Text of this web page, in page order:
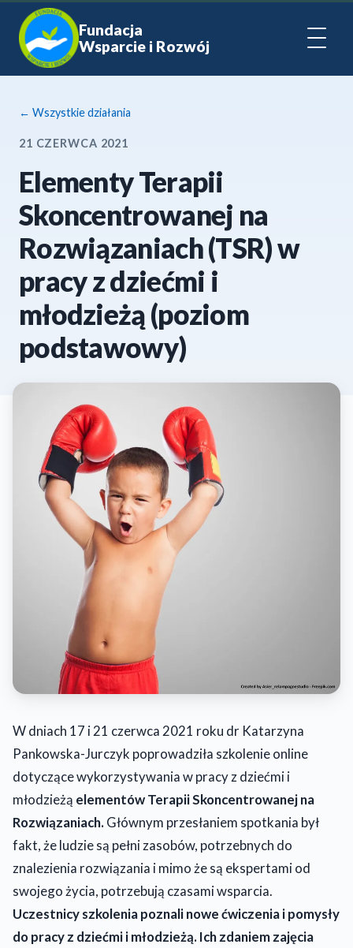
Fundacja
Wsparcie i Rozwój
← Wszystkie działania
21 CZERWCA 2021
Elementy Terapii
Skoncentrowanej na
Rozwiązaniach (TSR) w
pracy z dziećmi i
młodzieżą (poziom
podstawowy)
W dniach 17 i 21 czerwca 2021 roku dr Katarzyna
Pankowska-Jurczyk poprowadziła szkolenie online
dotyczące wykorzystywania w pracy z dziećmi i
młodzieżą elementów Terapii Skoncentrowanej na
Rozwiązaniach. Głównym przesłaniem spotkania był
fakt, że ludzie są pełni zasobów, potrzebnych do
znalezienia rozwiązania i mimo że są ekspertami od
swojego życia, potrzebują czasami wsparcia.
Uczestnicy szkolenia poznali nowe ćwiczenia i pomysły
do pracy z dziećmi i młodzieżą. Ich zdaniem zajęcia